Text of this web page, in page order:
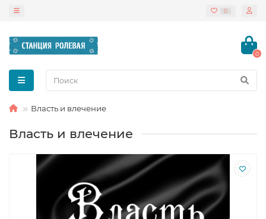
0
0
Власть и влечение
Власть и влечение